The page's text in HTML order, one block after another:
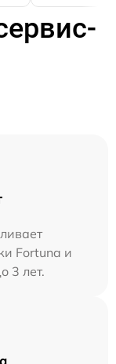
Fortuna и
3 лет.